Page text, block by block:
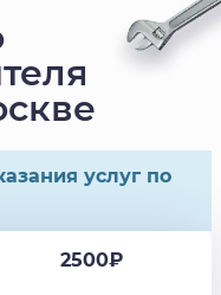
услуг по
2500₽